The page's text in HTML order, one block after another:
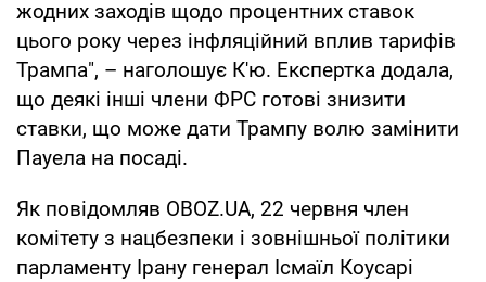
жодних заходів щодо процентних ставок
цього року через інфляційний вплив тарифів
Трампа", – наголошує К'ю. Експертка додала,
що деякі інші члени ФРС готові знизити
ставки, що може дати Трампу волю замінити
Пауела на посаді.
Як повідомляв OBOZ.UA, 22 червня член
комітету з нацбезпеки і зовнішньої політики
парламенту Ірану генерал Ісмаїл Коусарі